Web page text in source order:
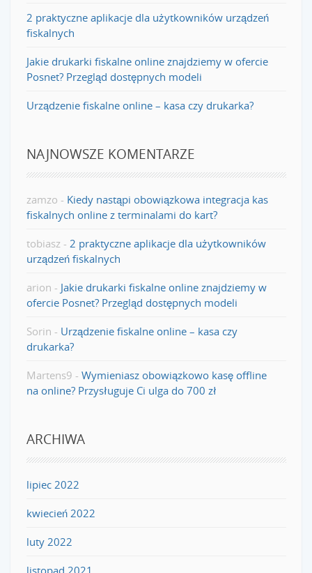
2 praktyczne aplikacje dla użytkowników urządzeń
fiskalnych
Jakie drukarki fiskalne online znajdziemy w ofercie
Posnet? Przegląd dostępnych modeli
Urządzenie fiskalne online – kasa czy drukarka?
NAJNOWSZE KOMENTARZE
zamzo - Kiedy nastąpi obowiązkowa integracja kas
fiskalnych online z terminalami do kart?
tobiasz - 2 praktyczne aplikacje dla użytkowników
urządzeń fiskalnych
arion - Jakie drukarki fiskalne online znajdziemy w
ofercie Posnet? Przegląd dostępnych modeli
Sorin - Urządzenie fiskalne online – kasa czy
drukarka?
Martens9 - Wymieniasz obowiązkowo kasę offline
na online? Przysługuje Ci ulga do 700 zł
ARCHIWA
lipiec 2022
kwiecień 2022
luty 2022
listopad 2021